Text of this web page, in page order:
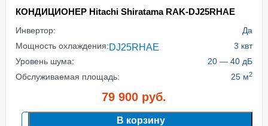
КОНДИЦИОНЕР Hitachi Shiratama RAK-DJ25RHAE
Инвертор:
Да
Мощность охлаждения:
3 квт
Уровень шума:
20 — 40 дБ
Обслуживаемая площадь:
25 м2
79 900 руб.
В корзину